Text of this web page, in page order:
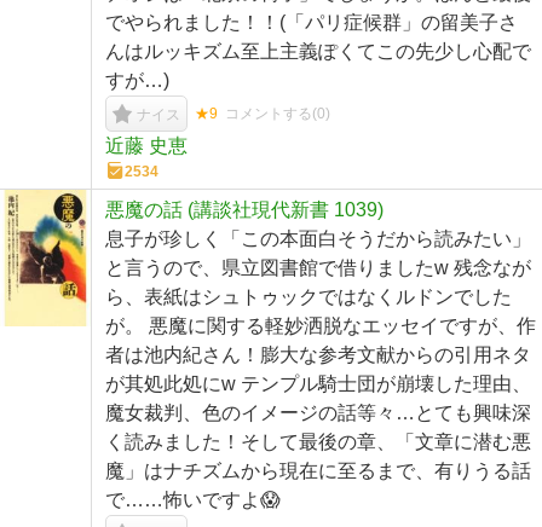
でやられました！！(「パリ症候群」の留美子さ
んはルッキズム至上主義ぽくてこの先少し心配で
すが…)
ナイス ★9 コメントする(0)
近藤 史恵
2534
悪魔の話 (講談社現代新書 1039)
息子が珍しく「この本面白そうだから読みたい」
と言うので、県立図書館で借りましたw 残念なが
ら、表紙はシュトゥックではなくルドンでした
が。 悪魔に関する軽妙洒脱なエッセイですが、作
者は池内紀さん！膨大な参考文献からの引用ネタ
が其処此処にw テンプル騎士団が崩壊した理由、
魔女裁判、色のイメージの話等々…とても興味深
く読みました！そして最後の章、「文章に潜む悪
魔」はナチズムから現在に至るまで、有りうる話
で……怖いですよ😱